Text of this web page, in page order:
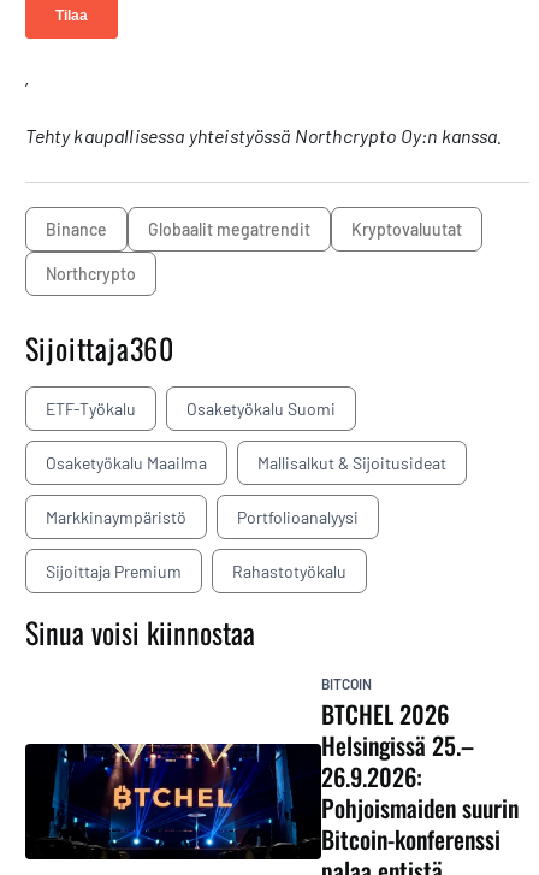
’
Tehty kaupallisessa yhteistyössä Northcrypto Oy:n kanssa.
Binance Globaalit megatrendit kryptovaluutat
Northcrypto
Sijoittaja360
ETF-Työkalu Osaketyökalu Suomi
Osaketyökalu Maailma Mallisalkut & Sijoitusideat
Markkinaympäristö Portfolioanalyysi
Sijoittaja Premium Rahastotyökalu
Sinua voisi kiinnostaa
BITCOIN
BTCHEL 2026
Helsingissä 25.–
26.9.2026:
Pohjoismaiden suurin
Bitcoin-konferenssi